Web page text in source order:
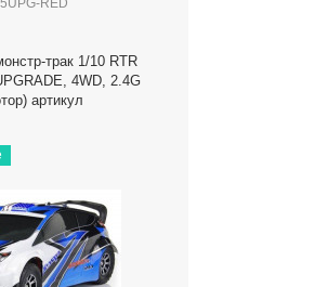
трак 1/10 RTR
4WD, 2.4G
артикул